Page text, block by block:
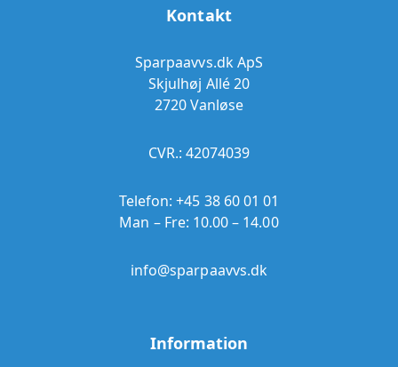
Kontakt
Sparpaavvs.dk ApS
Skjulhøj Allé 20
2720 Vanløse
CVR.: 42074039
Telefon:+45 38 60 01 01
Man – Fre: 10.00 – 14.00
info@sparpaavvs.dk
Information